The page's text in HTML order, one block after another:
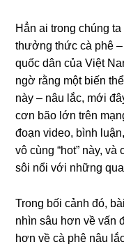
Hẳn ai trong chúng
thưởng thức cà phê
quốc dân của Việt
ngờ rằng một biến
này – nâu lắc, mới
cơn bão lớn trên
đoạn video, bình
vô cùng “hot” này,
sôi nổi với những
Trong bối cảnh đó,
nhìn sâu hơn về vấn
hơn về cà phê nâu